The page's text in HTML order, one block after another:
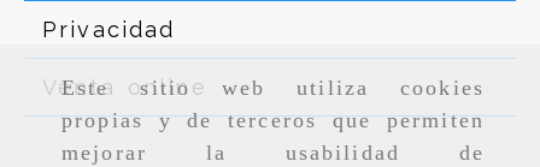
Este sitio web utiliza cookies
propias y de terceros que permiten
mejorar la usabilidad de
Privacidad
Venta online